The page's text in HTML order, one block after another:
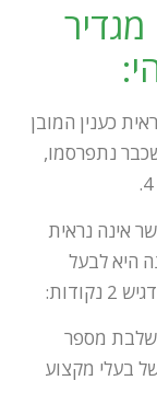
מגדיר
כענין המובן
נתפרסמו,
אינה נראית
היא לבעל
מספר
בעלי מקצוע